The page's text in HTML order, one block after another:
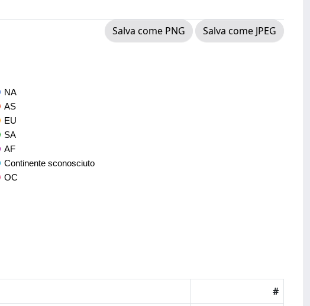
Salva come PNG
Salva come JPEG
NA
AS
EU
SA
AF
Continente sconosciuto
OC
#